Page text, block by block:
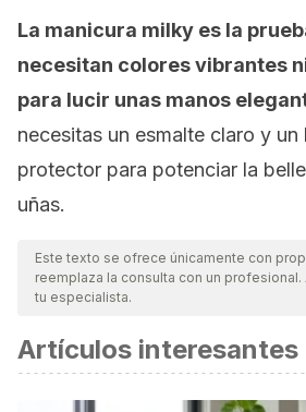
La manicura milky es la
necesitan colores vibrantes
para lucir unas manos
necesitas un esmalte claro y un
protector para potenciar la
uñas.
Este texto se ofrece únicamente con
reemplaza la consulta con un profesional.
tu especialista.
Artículos interesantes